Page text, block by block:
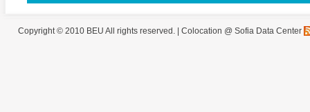
Copyright © 2010 BEU All rights reserved. | Colocation @ Sofia Data Center